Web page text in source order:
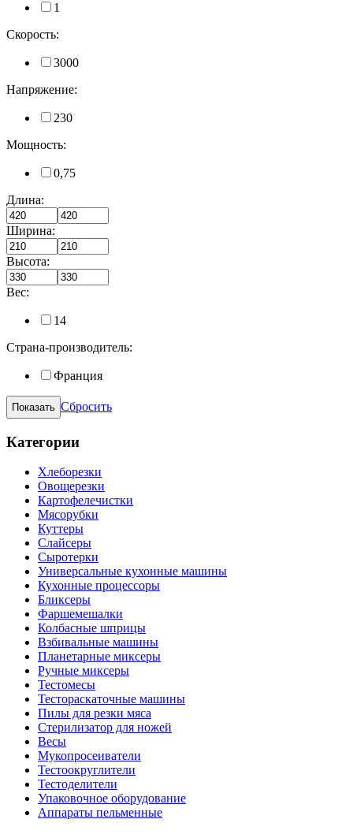
1
Скорость:
3000
Напряжение:
230
Мощность:
0,75
Длина:
Ширина:
Высота:
Вес:
14
Страна-производитель:
Франция
Сбросить
Категории
Хлеборезки
Овощерезки
Картофелечистки
Мясорубки
Куттеры
Слайсеры
Сыротерки
Универсальные кухонные машины
Кухонные процессоры
Бликсеры
Фаршемешалки
Колбасные шприцы
Взбивальные машины
Планетарные миксеры
Ручные миксеры
Тестомесы
Тестораскаточные машины
Пилы для резки мяса
Стерилизатор для ножей
Весы
Мукопросеиватели
Тестоокруглители
Тестоделители
Упаковочное оборудование
Аппараты пельменные